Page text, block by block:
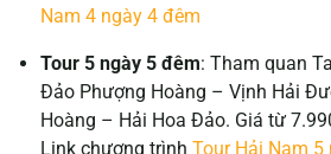
Nam 4 ngày 4 đêm
Tour 5 ngày 5 đêm:Tham quan
Đảo Phượng Hoàng – Vịnh Hải
Hoàng – Hải Hoa Đảo. Giá từ
Link chương trìnhTour Hải Nam 5